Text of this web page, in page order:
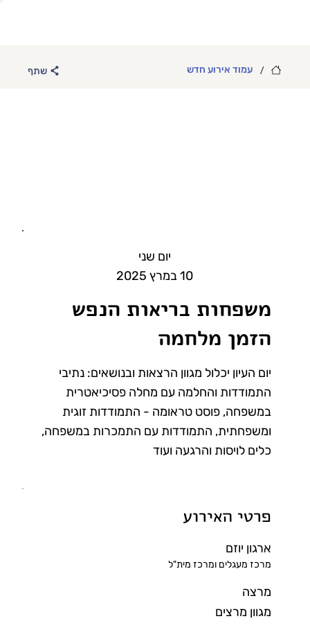
/ עמוד אירוע חדש שתף
יום שני
10 במרץ 2025
משפחות בריאות הנפש
הזמן מלחמה
יום העיון יכלול מגוון הרצאות ובנושאים: נתיבי
התמודדות והחלמה עם מחלה פסיכיאטרית
במשפחה, פוסט טראומה - התמודדות זוגית
ומשפחתית, התמודדות עם התמכרות במשפחה,
כלים לויסות והרגעה ועוד
פרטי האירוע
ארגון יוזם
מרכז מעגלים ומרכז מית"ל
מרצה
מגוון מרצים